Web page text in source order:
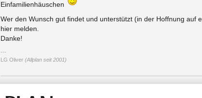
Einfamilienhäuschen
Wer den Wunsch gut findet und unterstützt (in der Hoffnung auf
hier melden.
Danke!
LG Oliver (Allplan seit 2001)